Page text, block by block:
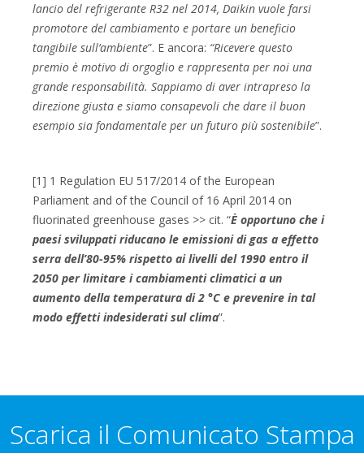
lancio del refrigerante R32 nel 2014, Daikin vuole farsi
promotore del cambiamento e portare un beneficio
tangibile sull’ambiente”. E ancora: “Ricevere questo
premio è motivo di orgoglio e rappresenta per noi una
grande responsabilità. Sappiamo di aver intrapreso la
direzione giusta e siamo consapevoli che dare il buon
esempio sia fondamentale per un futuro più sostenibile”.
[1] 1 Regulation EU 517/2014 of the European
Parliament and of the Council of 16 April 2014 on
fluorinated greenhouse gases >> cit. “È opportuno che i
paesi sviluppati riducano le emissioni di gas a effetto
serra dell’80-95% rispetto ai livelli del 1990 entro il
2050 per limitare i cambiamenti climatici a un
aumento della temperatura di 2 °C e prevenire in tal
modo effetti indesiderati sul clima”.
Scarica il Comunicato Stampa